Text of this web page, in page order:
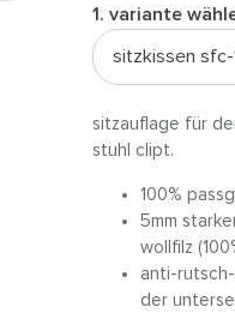
1. variante
sitzauflage für
stuhl clipt.
100%
5mm
wollfilz
anti-
der